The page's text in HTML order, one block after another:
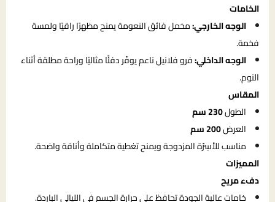
الخامات
الوجه الخارجي:مخمل فائق النعومة يمنح مظهرًا راقيًا ولمسة
فخمة.
الوجه الداخلي:فرو فلانيل ناعم يوفّر دفئًا مثاليًا وراحة مطلقة أثناء
النوم.
المقاس
الطول230 سم
العرض200 سم
مناسب للأسِرّة المزدوجة ويمنح تغطية متكاملة وأناقة واضحة.
المميزات
دفء مريح
خامات عالية الجودة تحافظ على حرارة الجسم في الليالي الباردة.